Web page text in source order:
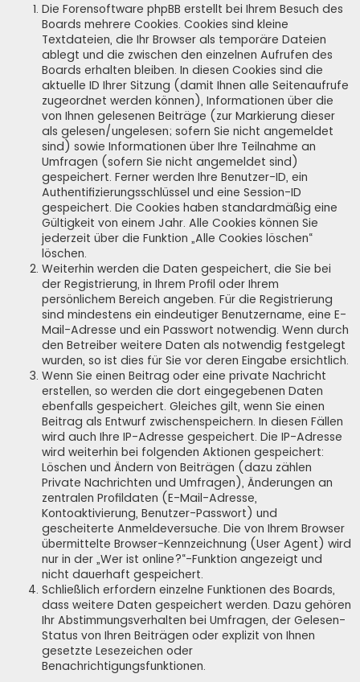
Die Forensoftware phpBB erstellt bei Ihrem Besuch des
Boards mehrere Cookies. Cookies sind kleine
Textdateien, die Ihr Browser als temporäre Dateien
ablegt und die zwischen den einzelnen Aufrufen des
Boards erhalten bleiben. In diesen Cookies sind die
aktuelle ID Ihrer Sitzung (damit Ihnen alle Seitenaufrufe
zugeordnet werden können), Informationen über die
von Ihnen gelesenen Beiträge (zur Markierung dieser
als gelesen/ungelesen; sofern Sie nicht angemeldet
sind) sowie Informationen über Ihre Teilnahme an
Umfragen (sofern Sie nicht angemeldet sind)
gespeichert. Ferner werden Ihre Benutzer-ID, ein
Authentifizierungsschlüssel und eine Session-ID
gespeichert. Die Cookies haben standardmäßig eine
Gültigkeit von einem Jahr. Alle Cookies können Sie
jederzeit über die Funktion „Alle Cookies löschen“
löschen.
Weiterhin werden die Daten gespeichert, die Sie bei
der Registrierung, in Ihrem Profil oder Ihrem
persönlichem Bereich angeben. Für die Registrierung
sind mindestens ein eindeutiger Benutzername, eine E-
Mail-Adresse und ein Passwort notwendig. Wenn durch
den Betreiber weitere Daten als notwendig festgelegt
wurden, so ist dies für Sie vor deren Eingabe ersichtlich.
Wenn Sie einen Beitrag oder eine private Nachricht
erstellen, so werden die dort eingegebenen Daten
ebenfalls gespeichert. Gleiches gilt, wenn Sie einen
Beitrag als Entwurf zwischenspeichern. In diesen Fällen
wird auch Ihre IP-Adresse gespeichert. Die IP-Adresse
wird weiterhin bei folgenden Aktionen gespeichert:
Löschen und Ändern von Beiträgen (dazu zählen
Private Nachrichten und Umfragen), Änderungen an
zentralen Profildaten (E-Mail-Adresse,
Kontoaktivierung, Benutzer-Passwort) und
gescheiterte Anmeldeversuche. Die von Ihrem Browser
übermittelte Browser-Kennzeichnung (User Agent) wird
nur in der „Wer ist online?“-Funktion angezeigt und
nicht dauerhaft gespeichert.
Schließlich erfordern einzelne Funktionen des Boards,
dass weitere Daten gespeichert werden. Dazu gehören
Ihr Abstimmungsverhalten bei Umfragen, der Gelesen-
Status von Ihren Beiträgen oder explizit von Ihnen
gesetzte Lesezeichen oder
Benachrichtigungsfunktionen.